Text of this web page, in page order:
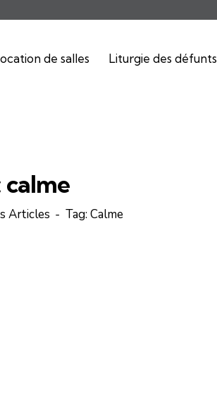
de salles Liturgie des défunts
calme
Articles Tag: Calme